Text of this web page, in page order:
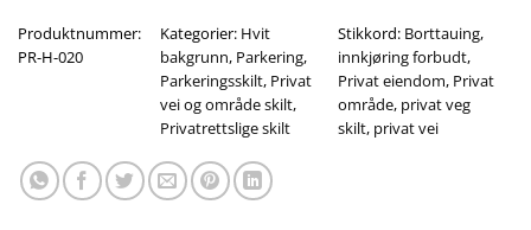
Produktnummer:
PR-H-020
Kategorier: Hvit
bakgrunn, Parkering,
Parkeringsskilt, Privat
vei og område skilt,
Privatrettslige skilt
Stikkord: Borttauing,
innkjøring forbudt,
Privat eiendom, Privat
område, privat veg
skilt, privat vei